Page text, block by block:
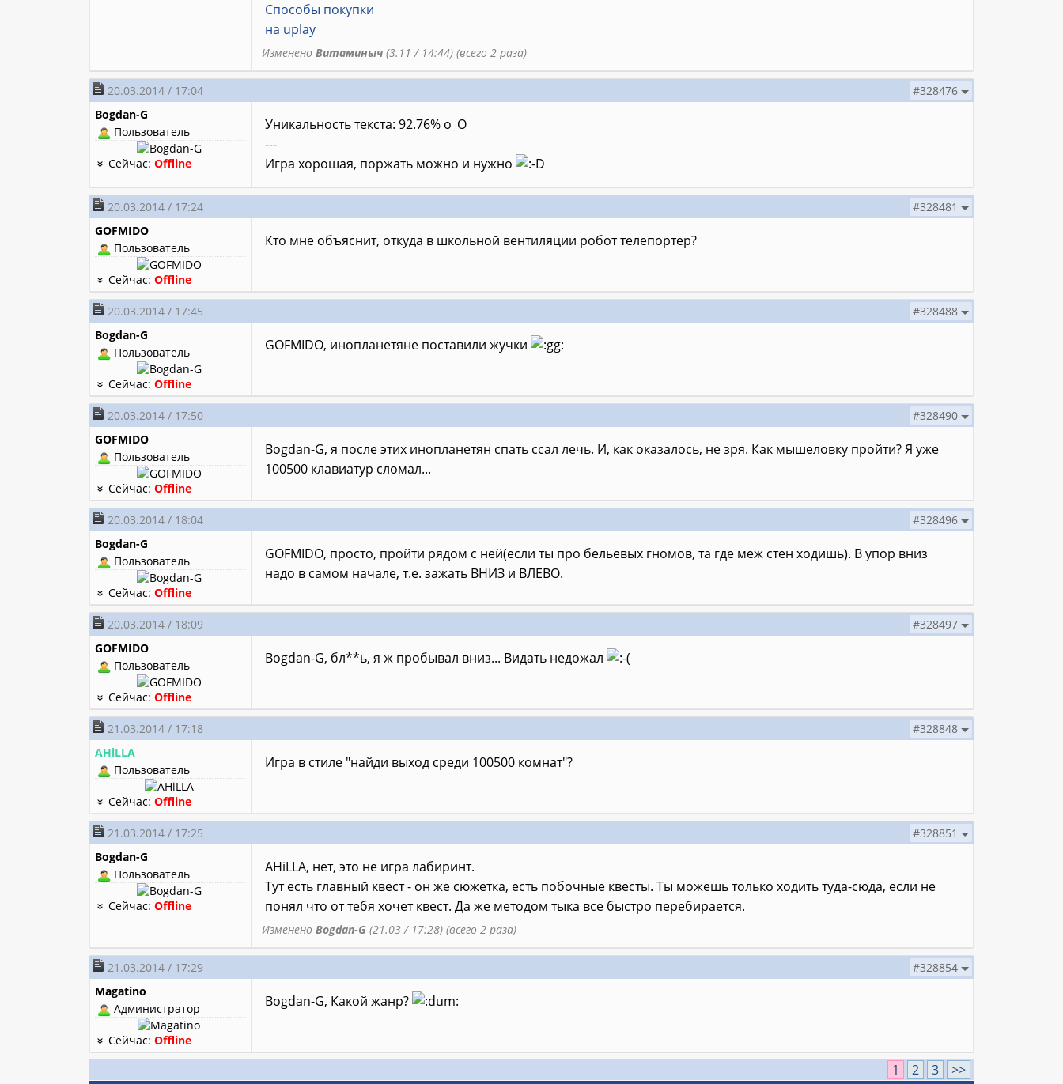
Способы покупки
на uplay
Изменено Витаминыч(3.11 / 14:44) (всего 2 раза)
20.03.2014 / 17:04
#328476
Bogdan-G
Пользователь
Сейчас:Offline
Уникальность текста: 92.76% о_О
---
Игра хорошая, поржать можно и нужно
20.03.2014 / 17:24
#328481
GOFMIDO
Пользователь
Сейчас:Offline
Кто мне объяснит, откуда в школьной вентиляции робот телепортер?
20.03.2014 / 17:45
#328488
Bogdan-G
Пользователь
Сейчас:Offline
GOFMIDO, инопланетяне поставили жучки
20.03.2014 / 17:50
#328490
GOFMIDO
Пользователь
Сейчас:Offline
Bogdan-G, я после этих инопланетян спать ссал лечь. И, как оказалось, не зря. Как мышеловку пройти? Я уже
100500 клавиатур сломал...
20.03.2014 / 18:04
#328496
Bogdan-G
Пользователь
Сейчас:Offline
GOFMIDO, просто, пройти рядом с ней(если ты про бельевых гномов, та где меж стен ходишь). В упор вниз
надо в самом начале, т.е. зажать ВНИЗ и ВЛЕВО.
20.03.2014 / 18:09
#328497
GOFMIDO
Пользователь
Сейчас:Offline
Bogdan-G, бл**ь, я ж пробывал вниз... Видать недожал
21.03.2014 / 17:18
#328848
AHiLLA
Пользователь
Сейчас:Offline
Игра в стиле "найди выход среди 100500 комнат"?
21.03.2014 / 17:25
#328851
Bogdan-G
Пользователь
Сейчас:Offline
AHiLLA, нет, это не игра лабиринт.
Тут есть главный квест - он же сюжетка, есть побочные квесты. Ты можешь только ходить туда-сюда, если не
понял что от тебя хочет квест. Да же методом тыка все быстро перебирается.
Изменено Bogdan-G (21.03 / 17:28) (всего 2 раза)
21.03.2014 / 17:29
#328854
Magatino
Администратор
Сейчас:Offline
Bogdan-G, Какой жанр?
1 2 3
>>